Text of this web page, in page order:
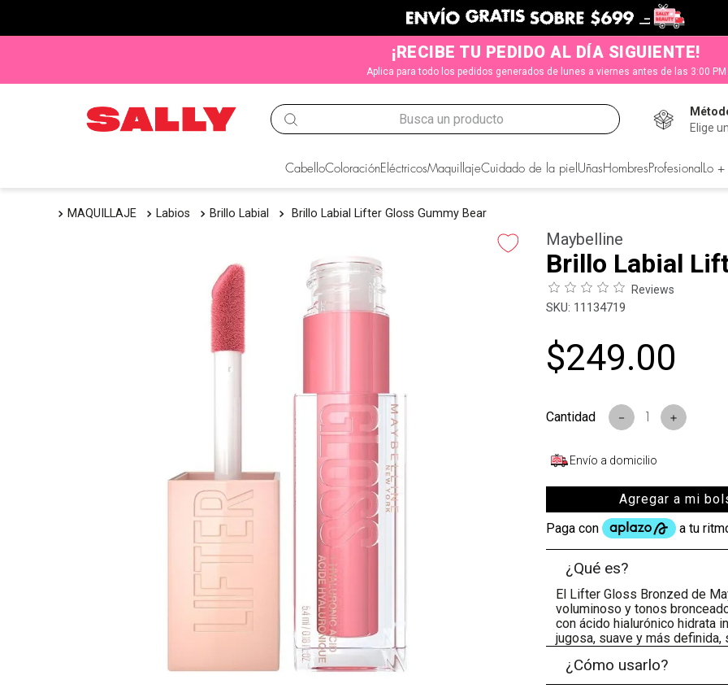
¡RECIBE TU PEDIDO AL DÍA SIGUIENTE!
Aplica para todo los pedidos generados de lunes a viernes antes de las 3:00 PM
Busca un producto
Elige
CabelloColoraciónEléctricosMaquillajeCuidado de la piel Uñas Hombres Profesional Lo
MAQUILLAJE Labios Brillo Labial Brillo Labial Lifter Gloss Gummy Bear
Maybelline
Brillo Labial
Reviews
: 11134719
$249.00
＋
－
Envío a domicilio
Agregar a mi
¿Qué es?
El Lifter Gloss Bronzed de
voluminoso y tonos
con ácido hialurónico hidrata
jugosa, suave y más
¿Cómo usarlo?
TÉRMINOS MÁS BUSCADOS
2. igora
4
5
6
protectores termicos
centella